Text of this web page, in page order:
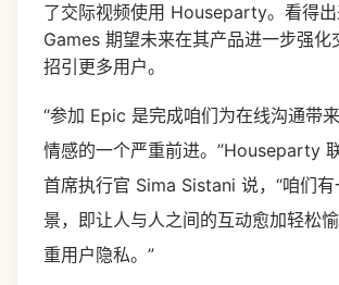
了交际视频使用 Houseparty。看得
Games 期望未来在其产品进一步强化
招引更多用户。
“参加 Epic 是完成咱们为在线沟通带
情感的一个严重前进。”Houseparty
首席执行官 Sima Sistani 说，“咱们
景，即让人与人之间的互动愈加轻松
重用户隐私。”